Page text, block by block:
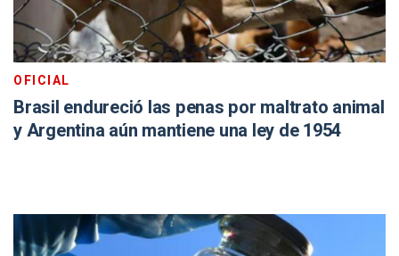
OFICIAL
Brasil endureció las penas por maltrato animal
y Argentina aún mantiene una ley de 1954